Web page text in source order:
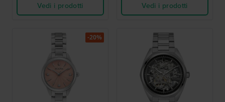
Vedi i prodotti
Vedi i prodotti
-20%